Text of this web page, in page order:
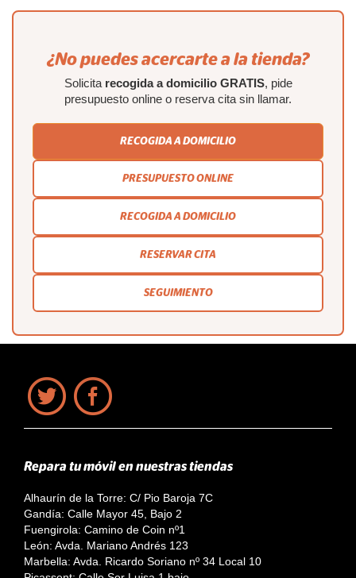
¿No puedes acercarte a la tienda?
Solicita recogida a domicilio GRATIS, pide
presupuesto online o reserva cita sin llamar.
RECOGIDA A DOMICILIO
PRESUPUESTO ONLINE
RECOGIDA A DOMICILIO
RESERVAR CITA
SEGUIMIENTO
Repara tu móvil en nuestras tiendas
Alhaurín de la Torre: C/ Pio Baroja 7C
Gandía: Calle Mayor 45, Bajo 2
Fuengirola: Camino de Coin nº1
León: Avda. Mariano Andrés 123
Marbella: Avda. Ricardo Soriano nº 34 Local 10